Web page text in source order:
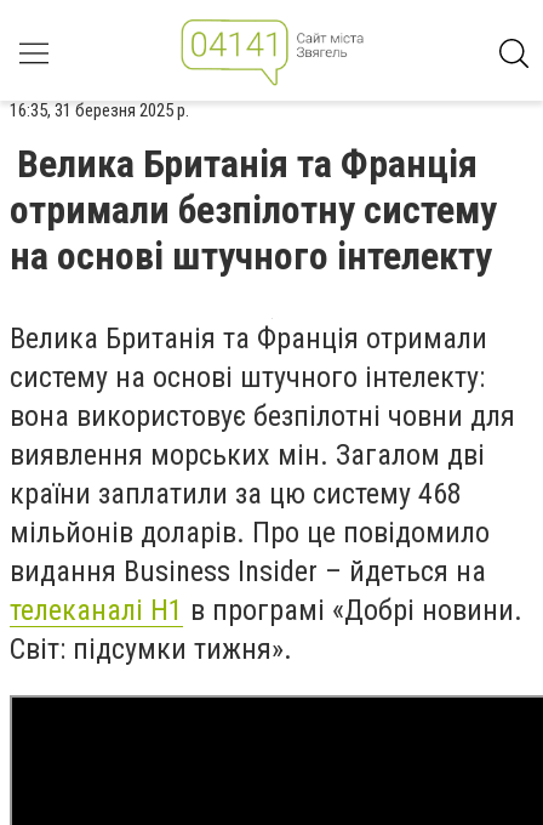
16:35, 31 березня 2025 р.
Велика Британія та Франція
отримали безпілотну систему
на основі штучного інтелекту
Велика Британія та Франція отримали
систему на основі штучного інтелекту:
вона використовує безпілотні човни для
виявлення морських мін. Загалом дві
країни заплатили за цю систему 468
мільйонів доларів. Про це повідомило
видання Business Insider – йдеться на
телеканалі Н1 в програмі «Добрі новини.
Світ: підсумки тижня».